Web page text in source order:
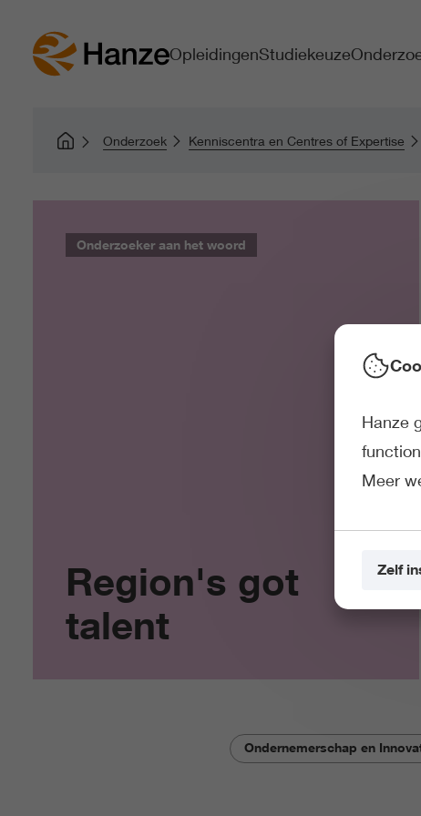
OpleidingenStudiekeuze
Onderzoek Kenniscentra en Centres of Expertise
Region's got
talent
Onderzoeker aan het woord
Ondernemerschap en
Hanze
Meer
Zelf